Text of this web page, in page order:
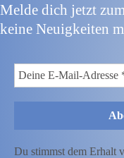
Melde dich jetzt
keine Neuigkeiten
Du stimmst dem Erhalt